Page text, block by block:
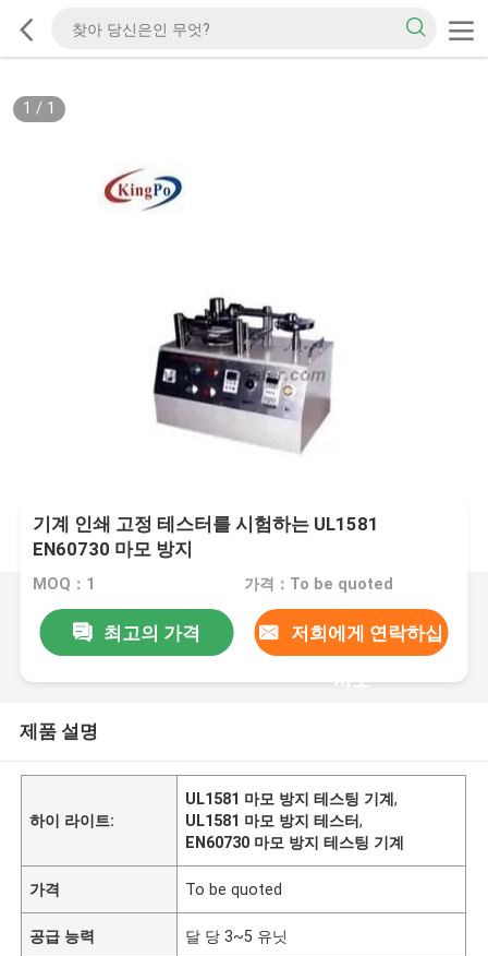
1 / 1
기계 인쇄 고정 테스터를 시험하는 UL1581
EN60730 마모 방지
MOQ：1 가격：To be quoted
최고의 가격 저희에게 연락하십
시오
제품 설명
하이 라이트:
UL1581 마모 방지 테스팅 기계,
UL1581 마모 방지 테스터,
EN60730 마모 방지 테스팅 기계
가격 To be quoted
공급 능력 달 당 3~5 유닛